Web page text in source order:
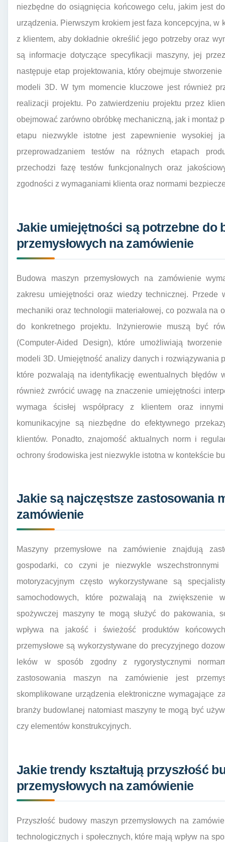
niezbędne do osiągnięcia końcowego celu, jakim jest
urządzenia. Pierwszym krokiem jest faza koncepcyjna, w
z klientem, aby dokładnie określić jego potrzeby oraz
są informacje dotyczące specyfikacji maszyny, jej
następuje etap projektowania, który obejmuje
modeli 3D. W tym momencie kluczowe jest również
realizacji projektu. Po zatwierdzeniu projektu przez
obejmować zarówno obróbkę mechaniczną, jak i montaż
etapu niezwykle istotne jest zapewnienie wysokiej
przeprowadzaniem testów na różnych etapach
przechodzi fazę testów funkcjonalnych oraz
zgodności z wymaganiami klienta oraz normami
Jakie umiejętności są potrzebne do
przemysłowych na zamówienie
Budowa maszyn przemysłowych na zamówienie
zakresu umiejętności oraz wiedzy technicznej. Przede
mechaniki oraz technologii materiałowej, co pozwala na
do konkretnego projektu. Inżynierowie muszą być
(Computer-Aided Design), które umożliwiają
modeli 3D. Umiejętność analizy danych i rozwiązywania
które pozwalają na identyfikację ewentualnych
również zwrócić uwagę na znaczenie umiejętności
wymaga ścisłej współpracy z klientem oraz
komunikacyjne są niezbędne do efektywnego
klientów. Ponadto, znajomość aktualnych norm i
ochrony środowiska jest niezwykle istotna w kontekście
Jakie są najczęstsze zastosowania
zamówienie
Maszyny przemysłowe na zamówienie znajdują
gospodarki, co czyni je niezwykle wszechstronnymi
motoryzacyjnym często wykorzystywane są
samochodowych, które pozwalają na zwiększenie
spożywczej maszyny te mogą służyć do pakowania,
wpływa na jakość i świeżość produktów
przemysłowe są wykorzystywane do precyzyjnego
leków w sposób zgodny z rygorystycznymi
zastosowania maszyn na zamówienie jest
skomplikowane urządzenia elektroniczne wymagające
branży budowlanej natomiast maszyny te mogą być
czy elementów konstrukcyjnych.
Jakie trendy kształtują przyszłość
przemysłowych na zamówienie
Przyszłość budowy maszyn przemysłowych na
technologicznych i społecznych, które mają wpływ na